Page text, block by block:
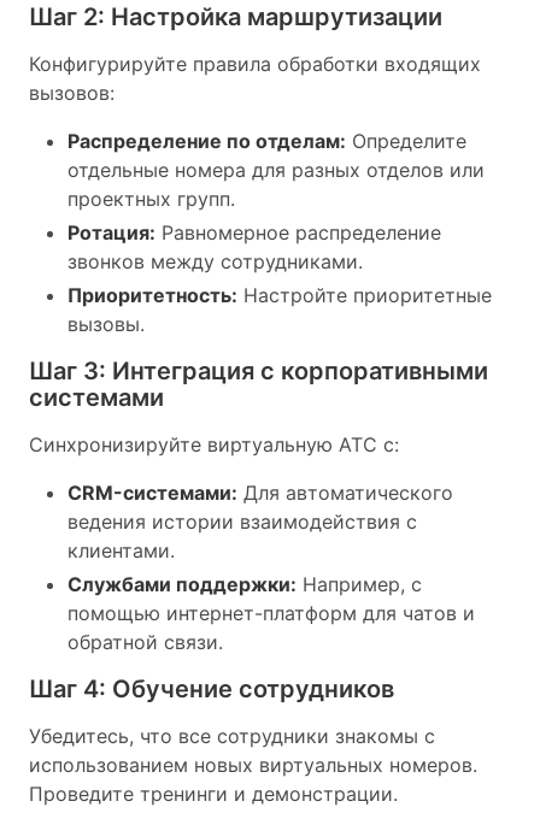
Шаг 2: Настройка маршрутизации
Конфигурируйте правила обработки входящих
вызовов:
Распределение по отделам: Определите
отдельные номера для разных отделов или
проектных групп.
Ротация: Равномерное распределение
звонков между сотрудниками.
Приоритетность: Настройте приоритетные
вызовы.
Шаг 3: Интеграция с корпоративными
системами
Синхронизируйте виртуальную АТС с:
CRM-системами: Для автоматического
ведения истории взаимодействия с
клиентами.
Службами поддержки: Например, с
помощью интернет-платформ для чатов и
обратной связи.
Шаг 4: Обучение сотрудников
Убедитесь, что все сотрудники знакомы с
использованием новых виртуальных номеров.
Проведите тренинги и демонстрации.